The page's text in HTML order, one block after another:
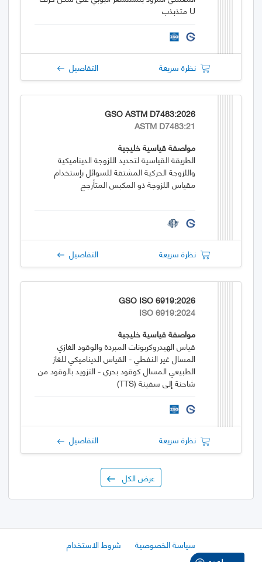
U متذبذب
نظرة سريعة التفاصيل
GSO ASTM D7483:2026
ASTM D7483:21
مواصفة قياسية خليجية
الطريقة القياسية لتحديد اللزوجة الديناميكية
واللزوجة الحركية المشتقة للسوائل بإستخدام
مقياس اللزوجة ذو المكبس المتأرجح
نظرة سريعة التفاصيل
GSO ISO 6919:2026
ISO 6919:2024
مواصفة قياسية خليجية
قياس الهيدروكربونات المبردة والوقود الغازي
المسال غير النفطي - القياس الديناميكي للغاز
الطبيعي المسال كوقود بحري - التزويد بالوقود من
شاحنة إلى سفينة (TTS)
نظرة سريعة التفاصيل
عرض الكل
سياسة الخصوصية
شروط الاستخدام